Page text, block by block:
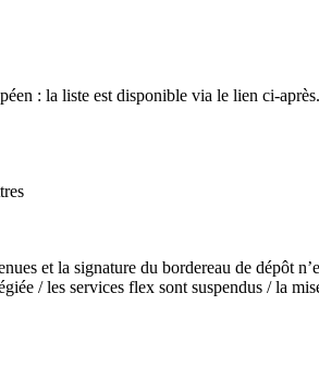
: la liste est disponible via le lien ci-après.
et la signature du bordereau de dépôt
/ les services flex sont suspendus / la